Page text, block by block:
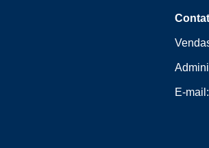
E-mail: